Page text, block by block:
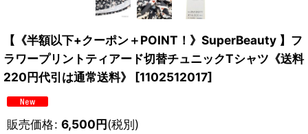
【《半額以下+クーポン＋POINT！》SuperBeauty 】フ
ラワープリントティアード切替チュニックTシャツ《送料
220円代引は通常送料》
[1102512017]
販売価格: 6,500円(税別)